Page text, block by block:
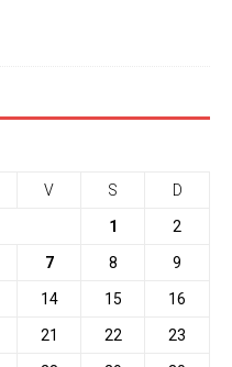
V S D
1 2
7 8 9
14 15 16
21 22 23